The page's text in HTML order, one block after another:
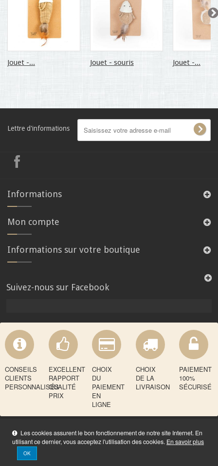
Les cookies assurent le bon fonctionnement de notre site Internet. En
utilisant ce dernier, vous acceptez l'utilisation des cookies. En savoir plus
OK
Jouet -... Jouet - souris Jouet -...
Lettre d'informations
Informations
Mon compte
Informations sur votre boutique
Suivez-nous sur Facebook
CONSEILS
CLIENTS
PERSONNALISÉS
EXCELLENT
RAPPORT
QUALITÉ
PRIX
CHOIX
DU
PAIEMENT
EN
LIGNE
CHOIX
DE LA
LIVRAISON
PAIEMENT
100%
SÉCURISÉ